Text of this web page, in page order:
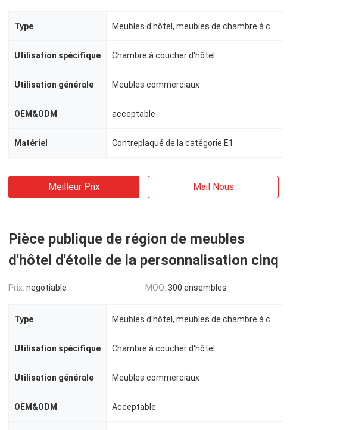
Type
Utilisation spécifique Chambre à coucher d'hôtel
Utilisation générale Meubles commerciaux
OEM&ODM acceptable
Matériel Contreplaqué de la catégorie E1
Meilleur Prix Mail Nous
Pièce publique de région de meubles
d'hôtel d'étoile de la personnalisation cinq
Prix: negotiable MOQ: 300 ensembles
Type
Utilisation spécifique Chambre à coucher d'hôtel
Utilisation générale Meubles commerciaux
OEM&ODM Acceptable